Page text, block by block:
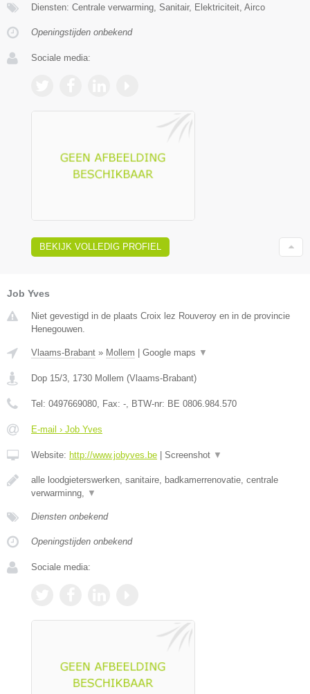
Diensten: Centrale verwarming, Sanitair, Elektriciteit, Airco
Openingstijden onbekend
Sociale media:
BEKIJK VOLLEDIG PROFIEL
Job Yves
Niet gevestigd in de plaats Croix lez Rouveroy en in de provincie
Henegouwen.
Vlaams-Brabant » Mollem Google maps ▼
Dop 15/3 1730 Mollem (Vlaams-Brabant)
Tel: 0497669080 , Fax: - , BTW-nr: BE 0806.984.570
E-mail › Job Yves
Website: http://www.jobyves.be Screenshot ▼
alle loodgieterswerken, sanitaire, badkamerrenovatie, centrale
verwarminng,
▼
Diensten onbekend
Openingstijden onbekend
Sociale media: